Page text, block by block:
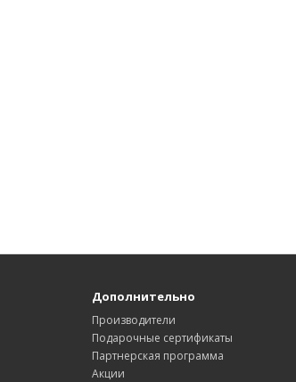
Дополнительно
Производители
Подарочные сертификаты
Партнерская программа
Акции